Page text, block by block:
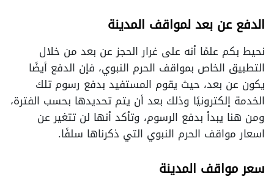
الدفع عن بعد لمواقف المدينة
نحيط بكم علمًا أنه على غرار الحجز عن بعد من خلال
التطبيق الخاص بمواقف الحرم النبوي، فإن الدفع أيضًا
يكون عن بعد، حيث يقوم المستفيد بدفع رسوم تلك
الخدمة إلكترونيًا وذلك بعد أن يتم تحديدها بحسب الفترة،
ومن هنا يبدأ بدفع الرسوم، وتأكد أنها لن تتغير عن
اسعار مواقف الحرم النبوي التي ذكرناها سلفًا.
سعر مواقف المدينة